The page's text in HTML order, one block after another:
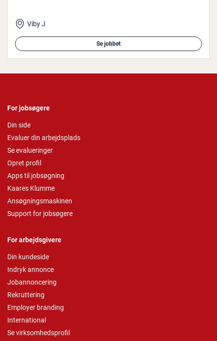
Viby J
Se jobbet
For jobsøgere
Din side
Evaluer din arbejdsplads
Se evalueringer
Opret profil
Apps til jobsøgning
Kaares Klumme
Ansøgningsmaskinen
Support for jobsøgere
For arbejdsgivere
Din kundeside
Indryk annonce
Jobannoncering
Rekruttering
Employer branding
International
Se virksomhedsprofil